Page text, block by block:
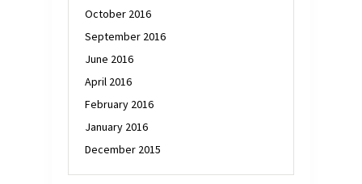
October 2016
September 2016
June 2016
April 2016
February 2016
January 2016
December 2015